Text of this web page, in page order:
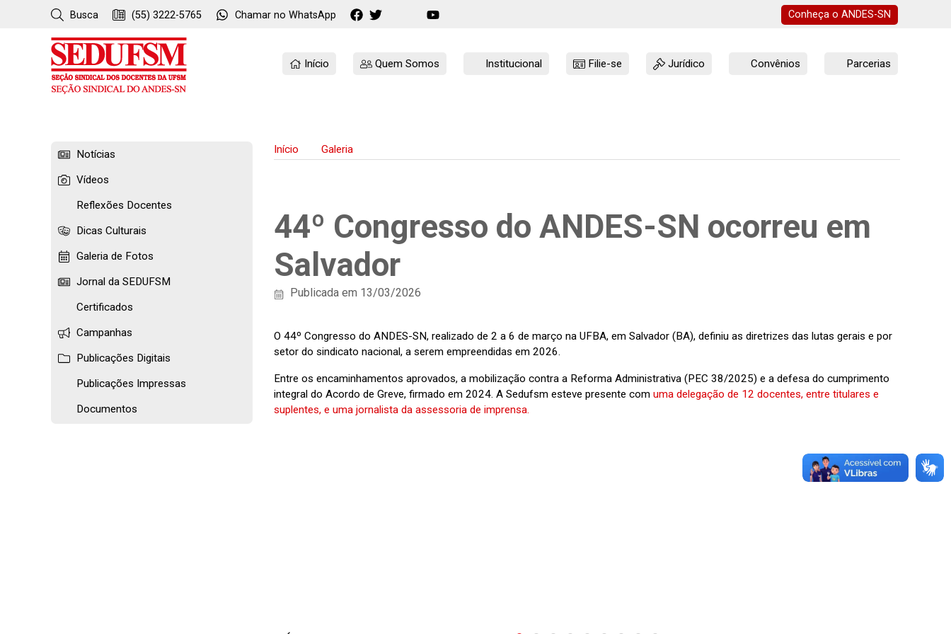
Busca (55) 3222-5765 Chamar no WhatsApp Conheça o ANDES-SN
Início Quem Somos Institucional Filie-se Jurídico Convênios Parcerias
Notícias
Vídeos
Reflexões Docentes
Dicas Culturais
Galeria de Fotos
Jornal da SEDUFSM
Certificados
Campanhas
Publicações Digitais
Publicações Impressas
Documentos
Início Galeria
44º Congresso do ANDES-SN ocorreu em
Salvador
Publicada em 13/03/2026
O 44º Congresso do ANDES-SN, realizado de 2 a 6 de março na UFBA, em Salvador (BA), definiu as diretrizes das lutas gerais e por
setor do sindicato nacional, a serem empreendidas em 2026.
Entre os encaminhamentos aprovados, a mobilização contra a Reforma Administrativa (PEC 38/2025) e a defesa do cumprimento
integral do Acordo de Greve, firmado em 2024. A Sedufsm esteve presente comuma delegação de 12 docentes, entre titulares e
suplentes, e uma jornalista da assessoria de imprensa.